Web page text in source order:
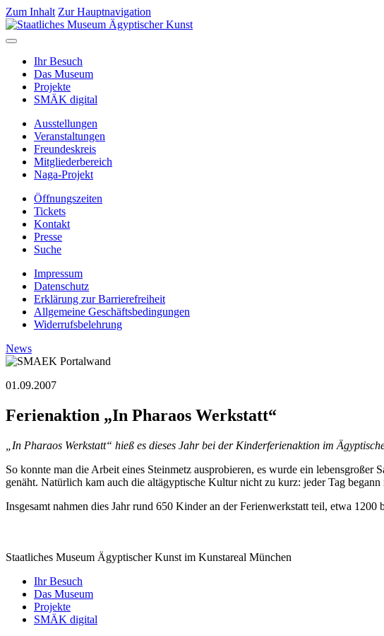
Zum Inhalt Zur Hauptnavigation
Ihr Besuch
Das Museum
Projekte
SMÄK digital
Ausstellungen
Veranstaltungen
Freundeskreis
Mitgliederbereich
Naga-Projekt
Öffnungszeiten
Tickets
Kontakt
Presse
Suche
Impressum
Datenschutz
Erklärung zur Barrierefreiheit
Allgemeine Geschäftsbedingungen
Widerrufsbelehrung
News
01.09.2007
Ferienaktion „In Pharaos Werkstatt“
„In Pharaos Werkstatt“ hieß es dieses Jahr bei der Kinderferienaktion im
So konnte man die Arbeit eines Steinmetz ausprobieren, es wurde ein
genäht. Natürlich kam auch die altägyptische Kultur nicht zu kurz: jeder Tag
Insgesamt nahmen dies Jahr rund 650 Kinder an der Ferienwerkstatt teil, etwa
Staatliches Museum Ägyptischer Kunst im Kunstareal München
Ihr Besuch
Das Museum
Projekte
SMÄK digital